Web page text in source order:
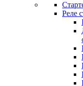
Реле